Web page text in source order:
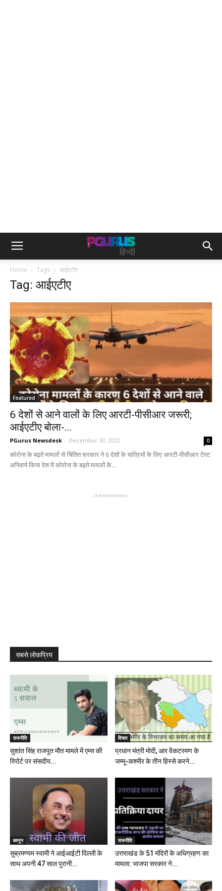
Home Tags आईएटीए
Tag: आईएटीए
Featured
6 देशों से आने वालों के लिए आरटी-पीसीआर जरूरी;
आईएटीए बोला-...
PGurus Newsdesk - December 30, 2022 0
कोरोना के बढ़ते मामलों से चिंतित सरकार ने 6 देशों के यात्रियों के लिए आरटी-पीसीआर टेस्ट
अनिवार्य किया देश में कोरोना के बढ़ते मामलों के...
- Advertisement -
सबसे लोकप्रिय
राजनीति
सुशांत सिंह राजपूत मौत मामले में एम्स की
रिपोर्ट पर संसदीय...
विचार
प्रधान मंत्री मोदी, आर वेंकटरमण के
जम्मू-कश्मीर के तीन हिस्से करने...
कानून
सुब्रमण्यम स्वामी ने आईआईटी दिल्ली के
साथ अपनी 47 साल पुरानी...
राजनीति
उत्तराखंड के 51 मंदिरों के अधिग्रहण का
मामला: भाजपा सरकार ने...